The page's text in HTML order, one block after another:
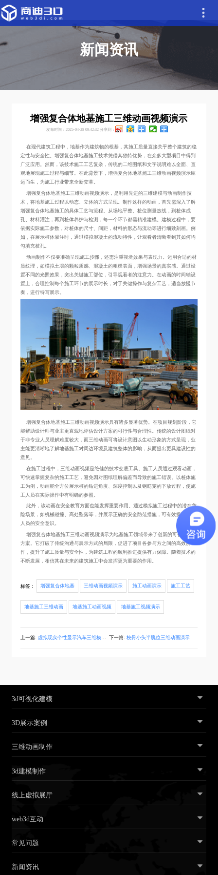
新闻资讯
增强复合体地基施工三维动画视频演示
发布时间：2025-04-28 09:42:32分享到：
在现代建筑工程中，地基作为建筑物的根基，其施工质量直接关乎整个建筑的稳
定性与安全性。增强复合体地基施工技术凭借其独特优势，在众多大型项目中得到
广泛应用。然而，该技术施工工艺复杂，传统的二维图纸和文字说明难以全面、直
观地展现施工过程与细节。在此背景下，增强复合体地基施工三维动画视频演示应
运而生，为施工行业带来全新变革。
增强复合体地基施工三维动画视频演示，是利用先进的三维建模与动画制作技
术，将地基施工过程以动态、立体的方式呈现。制作这样的动画，首先需深入了解
增强复合体地基施工的具体工艺与流程。从场地平整、桩位测量放线，到桩体成
孔、材料灌注，再到桩体养护与检测，每一个环节都需精准建模。建模过程中，要
依据实际施工参数，对桩体的尺寸、间距，材料的形态与流动等进行细致刻画。例
如，在展示桩体灌注时，通过模拟混凝土的流动特性，让观看者清晰看到其如何均
匀填充桩孔。
动画制作不仅要准确呈现施工步骤，还需注重视觉效果与表现力。运用合适的材
质纹理，如模拟土壤的颗粒质感、混凝土的粗糙表面，增强场景的真实感。通过设
置不同的光照效果，突出关键施工部位，引导观看者的注意力。在动画的时间轴设
置上，合理控制每个施工环节的展示时长，对于关键操作与复杂工艺，适当放慢节
奏，进行特写展示。
增强复合体地基施工三维动画视频演示具有诸多显著优势。在项目规划阶段，它
能帮助设计师与业主更直观地评估设计方案的可行性与合理性。传统的设计图纸对
于非专业人员理解难度较大，而三维动画可将设计意图以生动形象的方式呈现，业
主能更清晰地了解地基施工对周边环境及建筑整体的影响，从而提出更具建设性的
意见。
在施工过程中，三维动画视频是绝佳的技术交底工具。施工人员通过观看动画，
可快速掌握复杂的施工工艺，避免因对图纸理解偏差而导致的施工错误。以桩体施
工为例，动画能全方位展示桩的钻进角度、深度控制以及钢筋笼的下放过程，使施
工人员在实际操作中有明确的参照。
此外，该动画在安全教育方面也能发挥重要作用。通过模拟施工过程中的潜在危
险场景，如机械碰撞、高处坠落等，并展示正确的安全防范措施，可有效提高施工
人员的安全意识。
增强复合体地基施工三维动画视频演示为地基施工领域带来了创新的可视化解决
方案。它打破了传统沟通与展示方式的局限，促进了项目各参与方之间的高效协
作，提升了施工质量与安全性，为建筑工程的顺利推进提供有力保障。随着技术的
不断发展，相信其在未来的建筑施工中会发挥更为重要的作用。
标签： 增强复合体地基 三维动画视频演示 施工动画演示 施工工艺
地基施工三维动画 地基施工动画视频 地基施工视频演示
上一篇: 虚拟现实个性显示汽车三维模型3d互动展示 下一篇: 桡骨小头半脱位三维动画演示
3d可视化建模
3D展示案例
三维动画制作
3d建模制作
线上虚拟展厅
web3d互动
常见问题
新闻资讯